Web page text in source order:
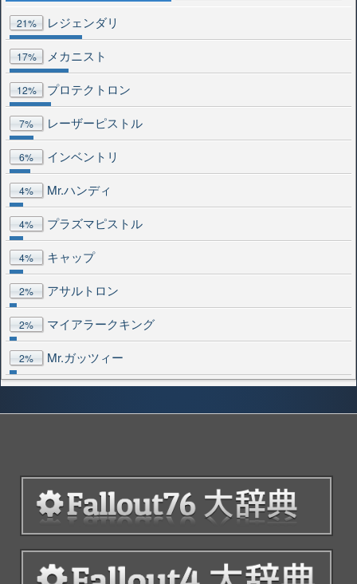
21% レジェンダリ
17% メカニスト
12% プロテクトロン
7% レーザーピストル
6% インベントリ
4% Mr.ハンディ
4% プラズマピストル
4% キャップ
2% アサルトロン
2% マイアラークキング
2% Mr.ガッツィー